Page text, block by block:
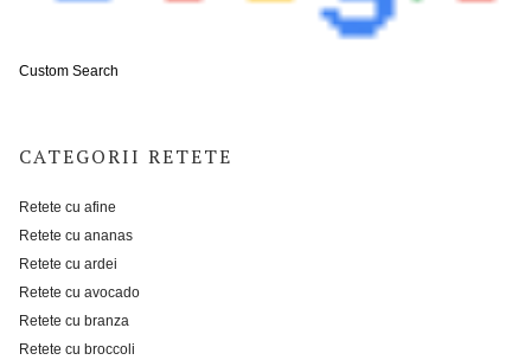
Custom Search
CATEGORII RETETE
Retete cu afine
Retete cu ananas
Retete cu ardei
Retete cu avocado
Retete cu branza
Retete cu broccoli